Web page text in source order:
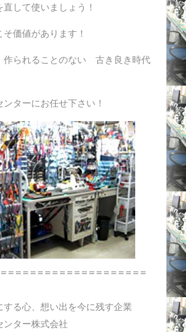
して使いましょう！
価値があります！
作られることのない 古き良き時代
ンターにお任せ下さい！
する心、想い出を今に残す企業
ンター株式会社